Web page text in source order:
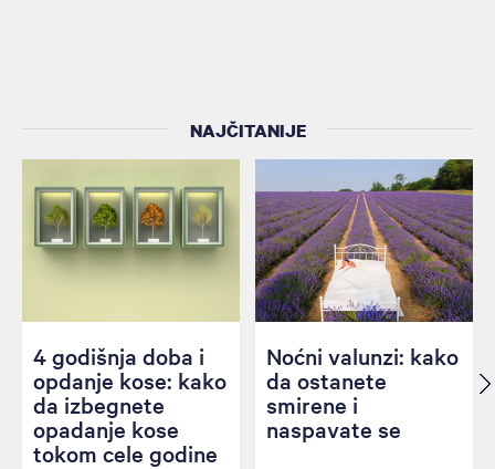
NAJČITANIJE
4 godišnja doba i
opdanje kose: kako
da izbegnete
opadanje kose
tokom cele godine
Noćni valunzi: kako
da ostanete
smirene i
naspavate se